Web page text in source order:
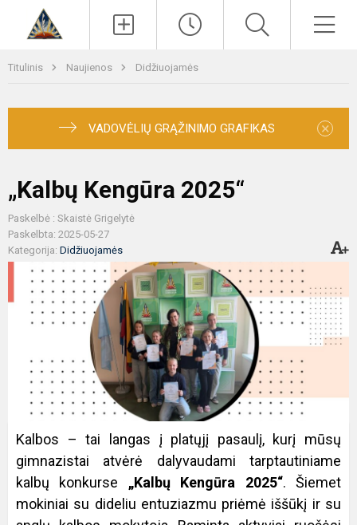
Titulinis Naujienos Didžiuojamės
VADOVĖLIŲ GRĄŽINIMO GRAFIKAS ×
„Kalbų Kengūra 2025“
Paskelbė : Skaistė Grigelytė
Paskelbta: 2025-05-27
Kategorija: Didžiuojamės
Kalbos – tai langas į platųjį pasaulį, kurį mūsų
gimnazistai atvėrė dalyvaudami tarptautiniame
kalbų konkurse „Kalbų Kengūra 2025“. Šiemet
mokiniai su dideliu entuziazmu priėmė iššūkį ir su